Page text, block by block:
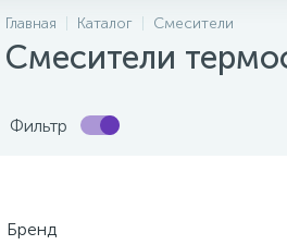
Инсталляции
Главная Каталог Смесители
Смесители
Фильтр
Бренд